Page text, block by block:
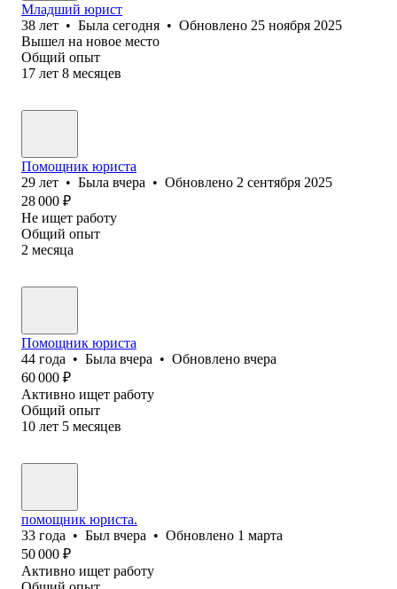
Младший юрист
38 лет • Была сегодня • Обновлено 25 ноября 2025
Вышел на новое место
Общий опыт
17 лет 8 месяцев
Помощник юриста
29 лет • Была вчера • Обновлено 2 сентября 2025
28 000 ₽
Не ищет работу
Общий опыт
2 месяца
Помощник юриста
44 года • Была вчера • Обновлено вчера
60 000 ₽
Активно ищет работу
Общий опыт
10 лет 5 месяцев
помощник юриста.
33 года • Был вчера • Обновлено 1 марта
50 000 ₽
Активно ищет работу